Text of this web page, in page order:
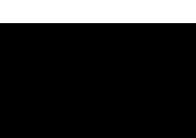
proceso de compra 100% en línea.
sólido soporte postventa y la